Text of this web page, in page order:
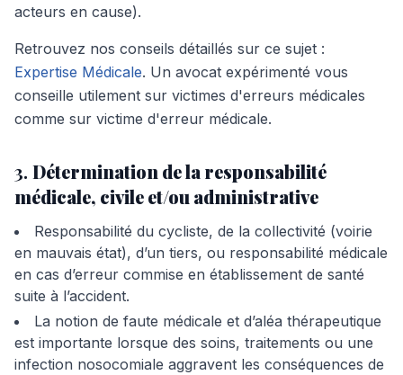
acteurs en cause).
Retrouvez nos conseils détaillés sur ce sujet :
Expertise Médicale. Un avocat expérimenté vous
conseille utilement sur victimes d'erreurs médicales
comme sur victime d'erreur médicale.
3. Détermination de la responsabilité
médicale, civile et/ou administrative
Responsabilité du cycliste, de la collectivité (voirie
en mauvais état), d’un tiers, ou responsabilité médicale
en cas d’erreur commise en établissement de santé
suite à l’accident.
La notion de faute médicale et d’aléa thérapeutique
est importante lorsque des soins, traitements ou une
infection nosocomiale aggravent les conséquences de